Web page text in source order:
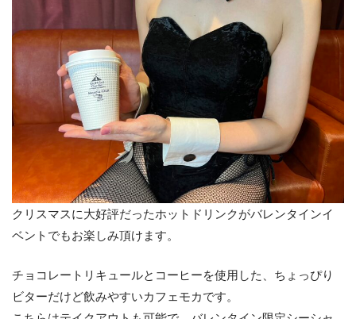
クリスマスに大好評だったホットドリンクがバレンタインイ
ベントでもお楽しみ頂けます。
チョコレートリキュールとコーヒーを使用した、ちょっぴり
ビターだけど飲みやすいカフェモカです。